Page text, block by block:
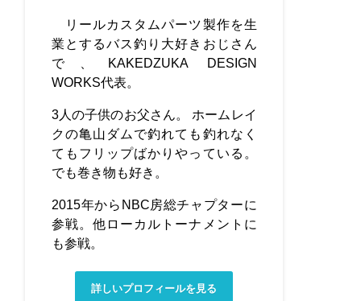
リールカスタムパーツ製作を生
業とするバス釣り大好きおじさん
で、KAKEDZUKA DESIGN
WORKS代表。
3人の子供のお父さん。 ホームレイ
クの亀山ダムで釣れても釣れなく
てもフリップばかりやっている。
でも巻き物も好き。
2015年からNBC房総チャプターに
参戦。他ローカルトーナメントに
も参戦。
詳しいプロフィールを見る